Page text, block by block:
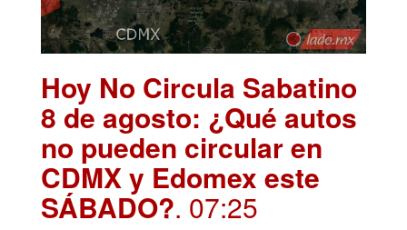
Hoy No Circula Sabatino
8 de agosto: ¿Qué autos
no pueden circular en
CDMX y Edomex este
SÁBADO?. 07:25